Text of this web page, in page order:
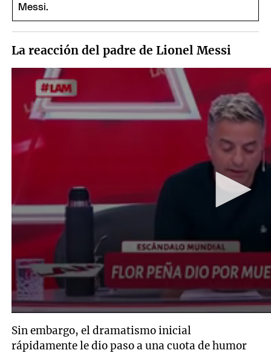
La reacción del padre de Lionel Messi
Sin embargo, el dramatismo inicial
rápidamente le dio paso a una cuota de humor